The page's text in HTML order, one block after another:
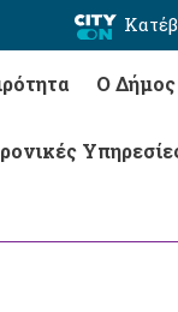
Ο Δήμος